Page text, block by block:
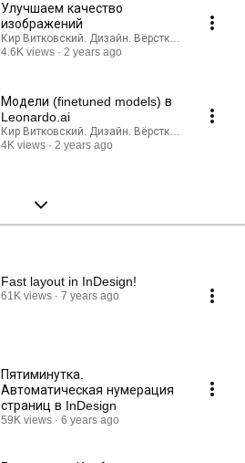
Улучшаем качество
изображений
Кир Витковский. Дизайн. Вёрстка. Нейросети.
4.6K views
2 years ago
Модели (finetuned models) в
Leonardo.ai
Кир Витковский. Дизайн. Вёрстка. Нейросети.
4K views
2 years ago
Fast layout in InDesign!
61K views 7 years ago
Пятиминутка.
Автоматическая нумерация
страниц в InDesign
59K views 6 years ago